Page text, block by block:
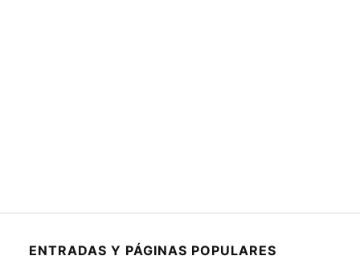
ENTRADAS Y PÁGINAS POPULARES